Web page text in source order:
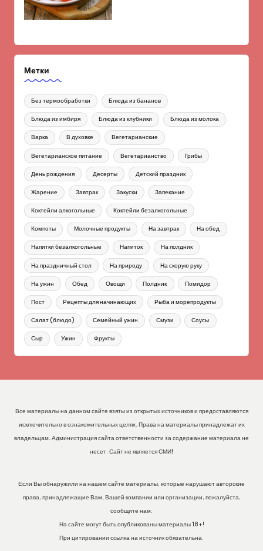
Метки
Без термообработки Блюда из бананов
Блюда из имбиря Блюда из клубники Блюда из молока
Варка В духовке Вегетарианские
Вегетарианское питание Вегетарианство Грибы
День рождения Десерты Детский праздник
Жарение Завтрак Закуски Запекание
Коктейли алкогольные Коктейли безалкогольные
Компоты Молочные продукты На завтрак На обед
Напитки безалкогольные Напиток На полдник
На праздничный стол На природу На скорую руку
На ужин Обед Овощи Полдник Помидор
Пост Рецепты для начинающих Рыба и морепродукты
Салат (блюдо) Семейный ужин Смузи Соусы
Сыр Ужин Фрукты
Все материалы на данном сайте взяты из открытых источников и предоставляются
исключительно в ознакомительных целях. Права на материалы принадлежат их
владельцам. Администрация сайта ответственности за содержание материала не
несет. Сайт не является СМИ!
Если Вы обнаружили на нашем сайте материалы, которые нарушают авторские
права, принадлежащие Вам, Вашей компании или организации, пожалуйста,
сообщите нам.
На сайте могут быть опубликованы материалы 18+!
При цитировании ссылка на источник обязательна.